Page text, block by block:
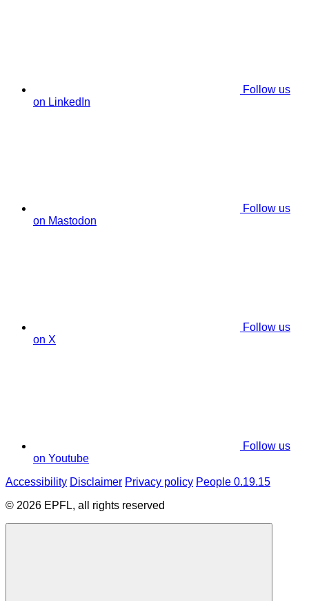
Follow us
on LinkedIn
Follow us
on Mastodon
Follow us
on X
Follow us
on Youtube
Accessibility Disclaimer Privacy policy People 0.19.15
© 2026 EPFL, all rights reserved